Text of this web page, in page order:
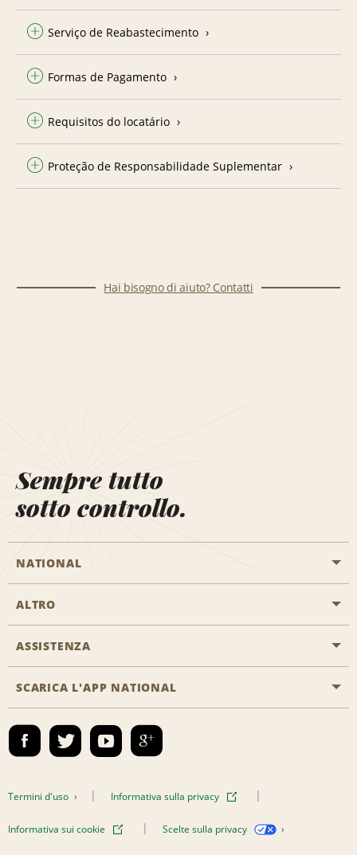
Serviço de Reabastecimento
Formas de Pagamento
Requisitos do locatário
Proteção de Responsabilidade Suplementar
Hai bisogno di aiuto? Contatti
Sempre tutto
sotto controllo.
NATIONAL
Inizia una prenotazione
Programmi business
Emerald Club Accedi
ALTRO
Offerte di lavoro
ASSISTENZA
Accessibilità
SCARICA L'APP NATIONAL
Termini d'uso Informativa sulla privacy
Informativa sui cookie Scelte sulla privacy